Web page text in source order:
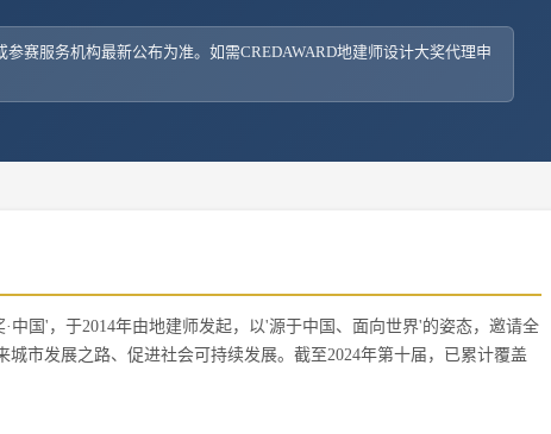
赛服务机构最新公布为准。如需CREDAWARD地建师设计大奖代理申
中国'，于2014年由地建师发起，以'源于中国、面向世界'的姿态，邀请全
市发展之路、促进社会可持续发展。截至2024年第十届，已累计覆盖